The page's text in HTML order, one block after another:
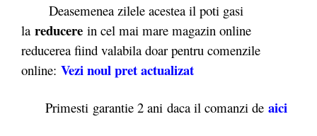
Deasemenea zilele acestea il poti gasi
la reducere in cel mai mare magazin online
reducerea fiind valabila doar pentru comenzile
online: Vezi noul pret actualizat
Primesti garantie 2 ani daca il comanzi de aici